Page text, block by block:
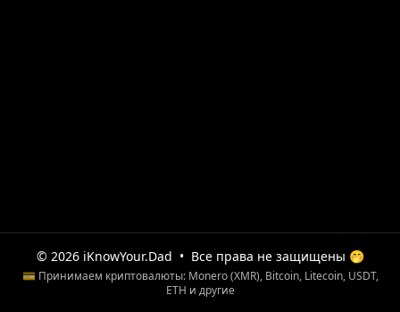
© 2026 iKnowYour.Dad • Все права не защищены 🤭
💳 Принимаем криптовалюты: Monero (XMR), Bitcoin, Litecoin, USDT,
ETH и другие